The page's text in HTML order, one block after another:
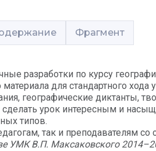
Фрагмент
разработки по курсу
для стандартного хода
географические диктанты,
урок интересным и
типов.
так и преподавателям со
УМК В.П. Максаковского